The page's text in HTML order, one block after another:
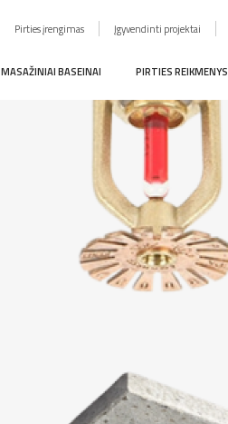
Pirties įrengimas Įgyvendinti projektai
MASAŽINIAI BASEINAI PIRTIES REIKMENYS